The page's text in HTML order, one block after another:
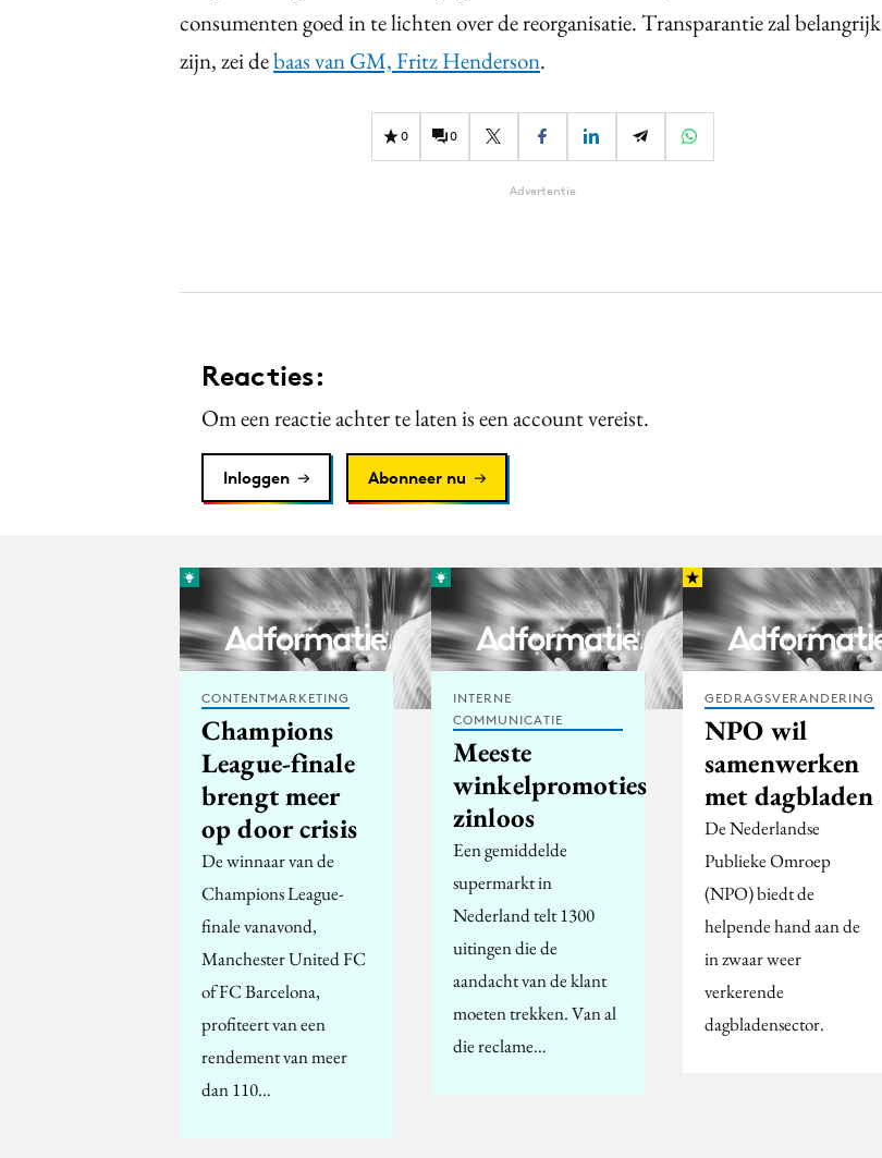
consumenten goed in te lichten over de reorganisatie. Transparantie zal belangrijk
zijn, zei debaas van GM, Fritz Henderson.
0 0
Advertentie
Reacties:
Om een reactie achter te laten is een account vereist.
Inloggen Abonneer nu
CONTENTMARKETING
Champions
League-finale
brengt meer
op door crisis
De winnaar van de
Champions League-
finale vanavond,
Manchester United FC
of FC Barcelona,
profiteert van een
rendement van meer
dan 110…
INTERNE
COMMUNICATIE
Meeste
winkelpromoties
zinloos
Een gemiddelde
supermarkt in
Nederland telt 1300
uitingen die de
aandacht van de klant
moeten trekken. Van al
die reclame…
GEDRAGSVERANDERING
NPO wil
samenwerken
met dagbladen
De Nederlandse
Publieke Omroep
(NPO) biedt de
helpende hand aan de
in zwaar weer
verkerende
dagbladensector.